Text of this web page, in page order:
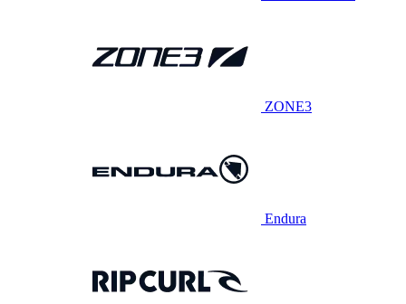
ZONE3
Endura